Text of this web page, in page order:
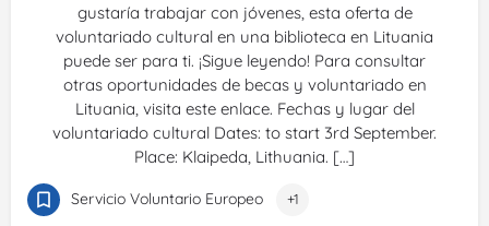
gustaría trabajar con jóvenes, esta oferta de
voluntariado cultural en una biblioteca en Lituania
puede ser para ti. ¡Sigue leyendo! Para consultar
otras oportunidades de becas y voluntariado en
Lituania, visita este enlace. Fechas y lugar del
voluntariado cultural Dates: to start 3rd September.
Place: Klaipeda, Lithuania. […]
Servicio Voluntario Europeo +1